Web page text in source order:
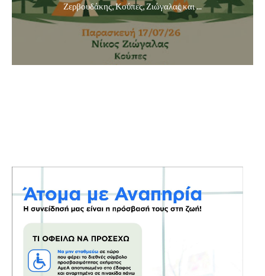
Ζερβουδάκης, Κούπες, Ζιώγαλας και ...